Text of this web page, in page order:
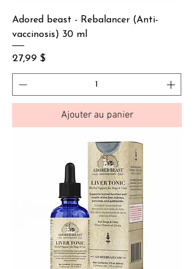
Adored beast - Rebalancer (Anti-
vaccinosis) 30 ml
Prix
27,99 $
Ajouter au panier